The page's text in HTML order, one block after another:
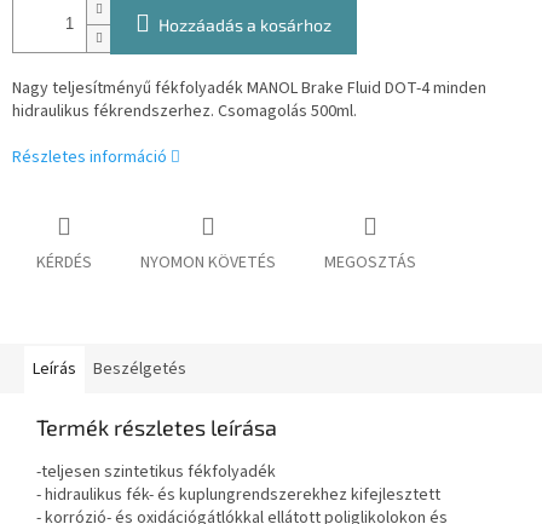
Hozzáadás a kosárhoz
Nagy teljesítményű fékfolyadék MANOL Brake Fluid DOT-4 minden
hidraulikus fékrendszerhez. Csomagolás 500ml.
Részletes információ
KÉRDÉS NYOMON KÖVETÉS MEGOSZTÁS
Leírás Beszélgetés
Termék részletes leírása
-teljesen szintetikus fékfolyadék
- hidraulikus fék- és kuplungrendszerekhez kifejlesztett
- korrózió- és oxidációgátlókkal ellátott poliglikolokon és